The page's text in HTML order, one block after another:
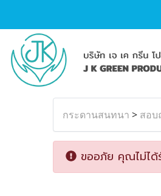
กระดานสนทนา > สอบ
ขออภัย คุณไม่ได้